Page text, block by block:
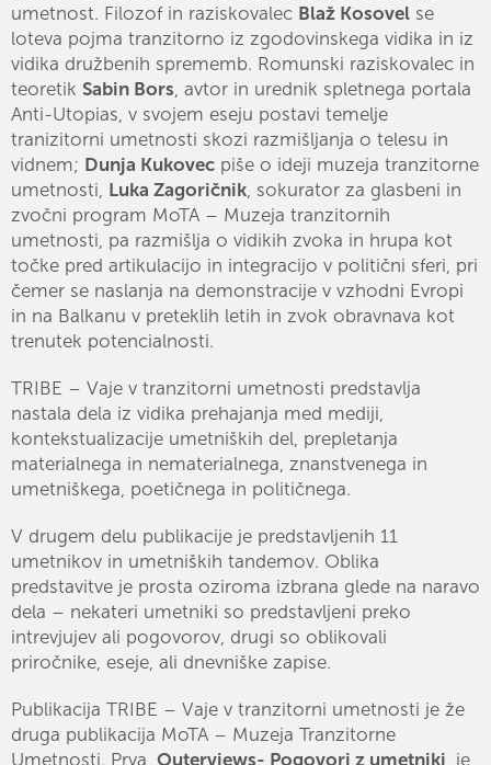
umetnost. Filozof in raziskovalec Blaž Kosovel se
loteva pojma tranzitorno iz zgodovinskega vidika in iz
vidika družbenih sprememb. Romunski raziskovalec in
teoretik Sabin Bors , avtor in urednik spletnega portala
Anti-Utopias, v svojem eseju postavi temelje
tranizitorni umetnosti skozi razmišljanja o telesu in
vidnem; Dunja Kukovec piše o ideji muzeja tranzitorne
umetnosti, Luka Zagoričnik , sokurator za glasbeni in
zvočni program MoTA – Muzeja tranzitornih
umetnosti, pa razmišlja o vidikih zvoka in hrupa kot
točke pred artikulacijo in integracijo v politični sferi, pri
čemer se naslanja na demonstracije v vzhodni Evropi
in na Balkanu v preteklih letih in zvok obravnava kot
trenutek potencialnosti.
TRIBE – Vaje v tranzitorni umetnosti predstavlja
nastala dela iz vidika prehajanja med mediji,
kontekstualizacije umetniških del, prepletanja
materialnega in nematerialnega, znanstvenega in
umetniškega, poetičnega in političnega.
V drugem delu publikacije je predstavljenih 11
umetnikov in umetniških tandemov. Oblika
predstavitve je prosta oziroma izbrana glede na naravo
dela – nekateri umetniki so predstavljeni preko
intrevjujev ali pogovorov, drugi so oblikovali
priročnike, eseje, ali dnevniške zapise.
Publikacija TRIBE – Vaje v tranzitorni umetnosti je že
druga publikacija MoTA – Muzeja Tranzitorne
Umetnosti. Prva, Outerviews- Pogovori z umetniki , je